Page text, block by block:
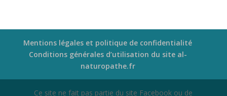
Mentions légales et politique de confidentialité
Conditions générales d’utilisation du site al-
naturopathe.fr
Ce site ne fait pas partie du site Facebook ou de